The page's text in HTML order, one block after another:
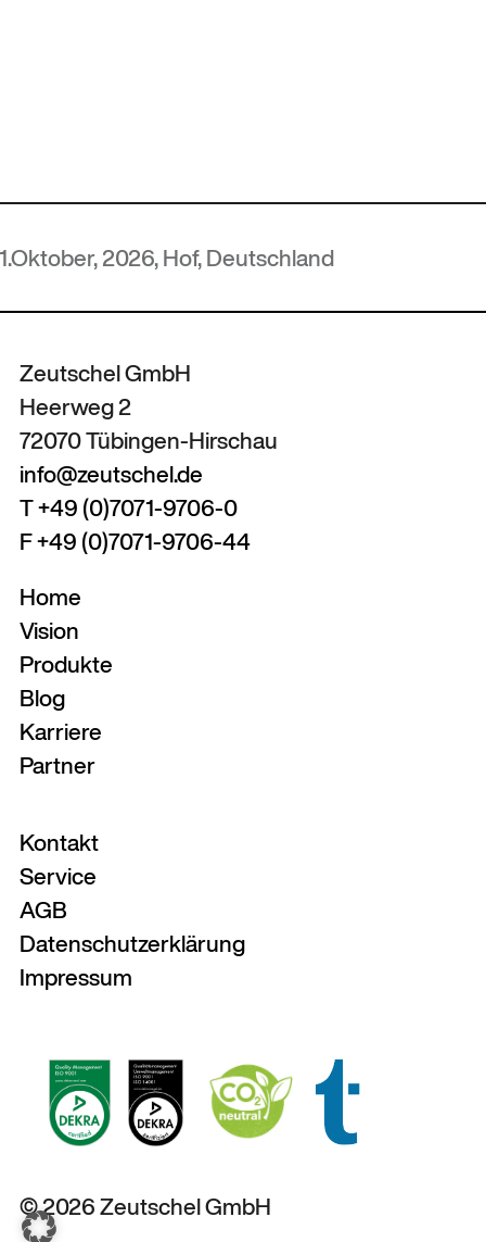
Hof, Deutschland
Zeutschel GmbH
Heerweg 2
72070 Tübingen-Hirschau
info@zeutschel.de
T +49 (0)7071-9706-0
F +49 (0)7071-9706-44
Home
Vision
Produkte
Blog
Karriere
Partner
Kontakt
Service
AGB
Datenschutzerklärung
Impressum
© 2026 Zeutschel GmbH